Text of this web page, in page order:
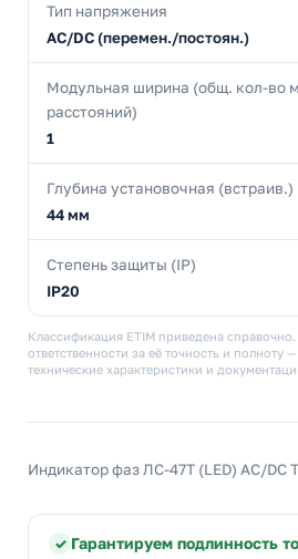
Тип напряжения
AC/DC (перемен./постоян.)
Модульная ширина (общ. кол-во
расстояний)
1
Глубина установочная (встраив.)
44 мм
Степень защиты (IP)
IP20
Классификация ETIM приведена
ответственности за её точность и полноту
технические характеристики и
Индикатор фаз ЛС-47Т (LED) AC/DC
Гарантируем подлинность